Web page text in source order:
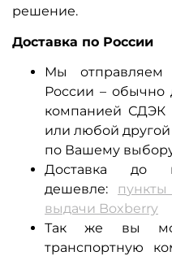
решение.
Доставка по России
Мы
России – обычно
компанией СДЭК
или любой
по Вашему
Доставка до
дешевле: п
выдачи Boxberry
Так же вы
транспортную